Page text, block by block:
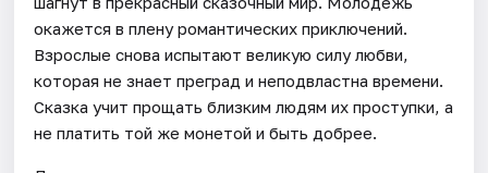
окажется в плену романтических приключений.
Взрослые снова испытают великую силу любви,
которая не знает преград и неподвластна времени.
Сказка учит прощать близким людям их проступки, а
не платить той же монетой и быть добрее.